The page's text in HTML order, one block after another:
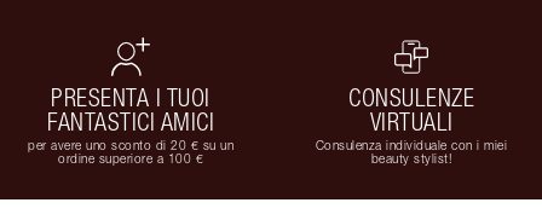
PRESENTA I TUOI
FANTASTICI AMICI
per avere uno sconto di 20 € su un
ordine superiore a 100 €
CONSULENZE
VIRTUALI
Consulenza individuale con i miei
beauty stylist!